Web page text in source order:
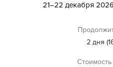
21–22 декабря 2026
2 дня